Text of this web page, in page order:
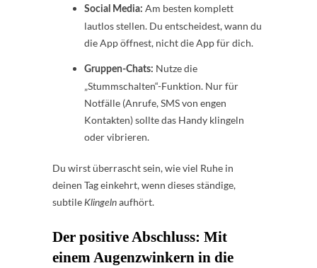
Social Media: Am besten komplett
lautlos stellen. Du entscheidest, wann du
die App öffnest, nicht die App für dich.
Gruppen-Chats: Nutze die
„Stummschalten“-Funktion. Nur für
Notfälle (Anrufe, SMS von engen
Kontakten) sollte das Handy klingeln
oder vibrieren.
Du wirst überrascht sein, wie viel Ruhe in
deinen Tag einkehrt, wenn dieses ständige,
subtile Klingeln aufhört.
Der positive Abschluss: Mit
einem Augenzwinkern in die